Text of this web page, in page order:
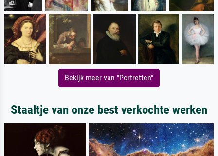
Bekijk meer van "Portretten"
Staaltje van onze best verkochte werken